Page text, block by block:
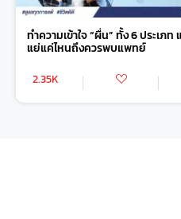
ทำความเข้าใจ “ผื่น” ทั้ง 6 ประเภท
แย่แค่ไหนถึงควรพบแพทย์
2.35K